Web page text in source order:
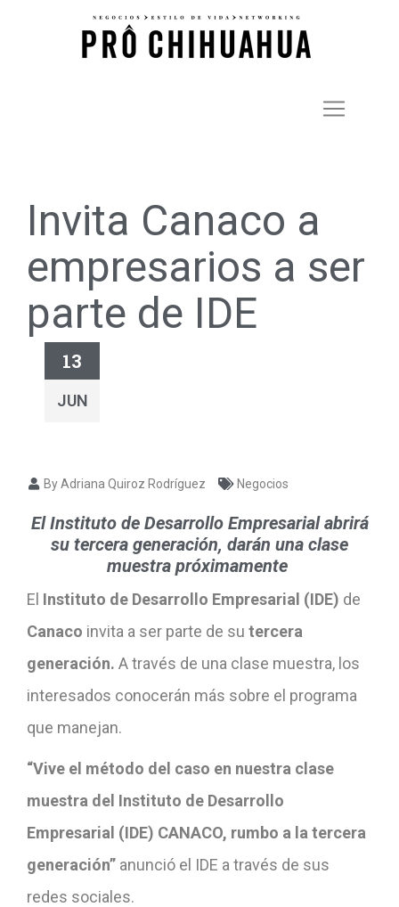
Invita Canaco a
empresarios a ser
parte de IDE
13
JUN
By Adriana Quiroz Rodríguez Negocios
El Instituto de Desarrollo Empresarial abrirá
su tercera generación, darán una clase
muestra próximamente
El Instituto de Desarrollo Empresarial (IDE) de
Canaco invita a ser parte de su tercera
generación. A través de una clase muestra, los
interesados conocerán más sobre el programa
que manejan.
“Vive el método del caso en nuestra clase
muestra del Instituto de Desarrollo
Empresarial (IDE) CANACO, rumbo a la tercera
generación” anunció el IDE a través de sus
redes sociales.